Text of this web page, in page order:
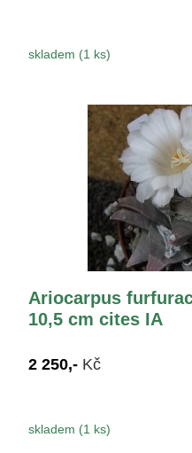
skladem (1 ks)
Ariocarpus
10,5 cm cites IA
2 250,- Kč
skladem (1 ks)